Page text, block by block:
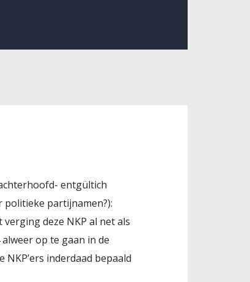
entgültich
partijnamen?):
verging deze NKP al net als
op te gaan in de
inderdaad bepaald